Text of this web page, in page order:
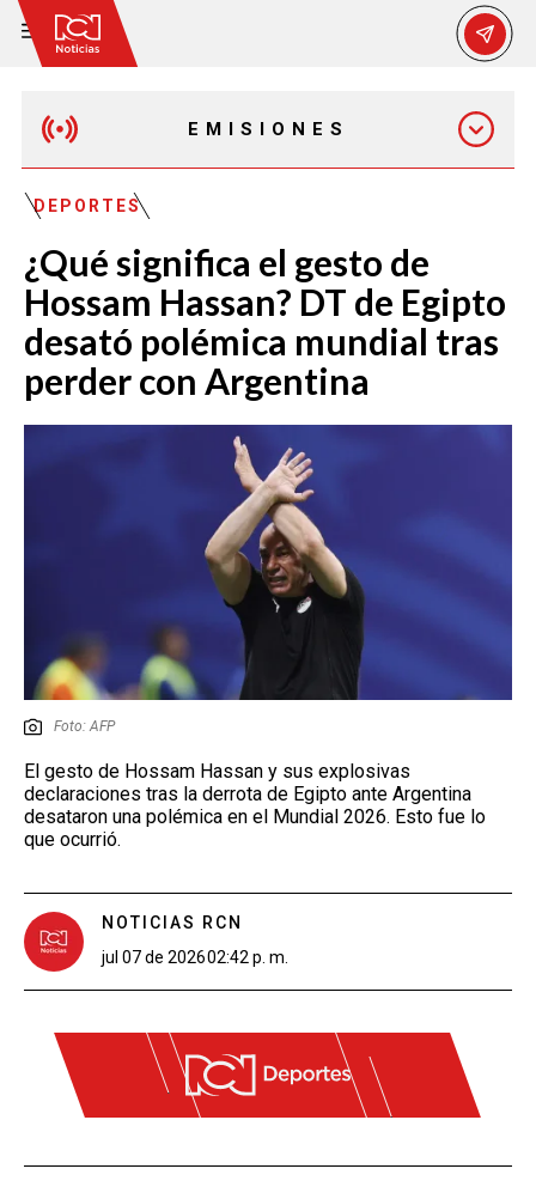
EMISIONES
EMISIÓN 12:30 PM
EMISIÓN 7:00 PM
EMISIÓN 11:30 PM
DEPORTES
¿Qué significa el gesto de
Hossam Hassan? DT de Egipto
desató polémica mundial tras
perder con Argentina
Foto: AFP
El gesto de Hossam Hassan y sus explosivas
declaraciones tras la derrota de Egipto ante Argentina
desataron una polémica en el Mundial 2026. Esto fue lo
que ocurrió.
NOTICIAS RCN
jul 07 de 202602:42 p. m.